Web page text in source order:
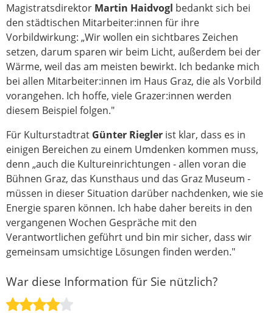
Magistratsdirektor Martin Haidvogl bedankt sich bei
den städtischen Mitarbeiter:innen für ihre
Vorbildwirkung: „Wir wollen ein sichtbares Zeichen
setzen, darum sparen wir beim Licht, außerdem bei der
Wärme, weil das am meisten bewirkt. Ich bedanke mich
bei allen Mitarbeiter:innen im Haus Graz, die als Vorbild
vorangehen. Ich hoffe, viele Grazer:innen werden
diesem Beispiel folgen."
Für Kulturstadtrat Günter Riegler ist klar, dass es in
einigen Bereichen zu einem Umdenken kommen muss,
denn „auch die Kultureinrichtungen - allen voran die
Bühnen Graz, das Kunsthaus und das Graz Museum -
müssen in dieser Situation darüber nachdenken, wie sie
Energie sparen können. Ich habe daher bereits in den
vergangenen Wochen Gespräche mit den
Verantwortlichen geführt und bin mir sicher, dass wir
gemeinsam umsichtige Lösungen finden werden."
War diese Information für Sie nützlich?